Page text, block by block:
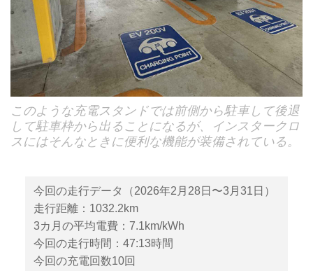
このような充電スタンドでは前側から駐車して後退
して駐車枠から出ることになるが、インスタークロ
スにはそんなときに便利な機能が装備されている。
今回の走行データ（2026年2月28日〜3月31日）
走行距離：1032.2km
3カ月の平均電費：7.1km/kWh
今回の走行時間：47:13時間
今回の充電回数10回